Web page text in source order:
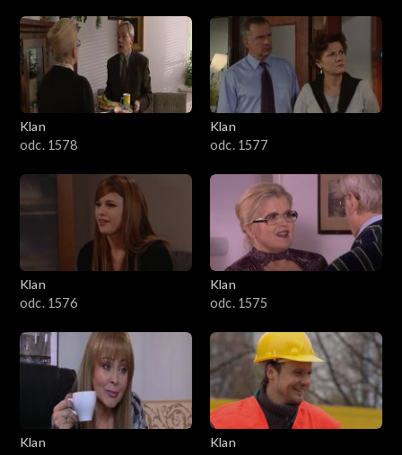
801–900
701–800
601–700
501–600
201–300
101–200
Klan
odc. 1578
Klan
odc. 1577
Klan
odc. 1576
Klan
odc. 1575
Klan
Klan